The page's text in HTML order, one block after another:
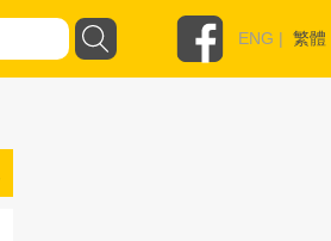
ENG | 繁體